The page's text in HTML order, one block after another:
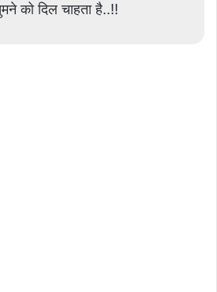
को दिल चाहता है..!!